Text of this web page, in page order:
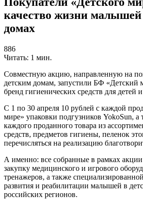
качество жизни малышей
домах
886
Читать: 1 мин.
Совместную акцию, направленную на
детским домам, запустили БФ «Детский
бренд гигиенических средств для детей
С 1 по 30 апреля 10 рублей с каждой
мире» упаковки подгузников YokoSun, а
каждого проданного товара из
средств, предметов гигиены, пеленок
перечисляться на реализацию
А именно: все собранные в рамках акции
закупку медицинского и игрового
тренажеров, а также
развития и реабилитации малышей в
российских регионов.